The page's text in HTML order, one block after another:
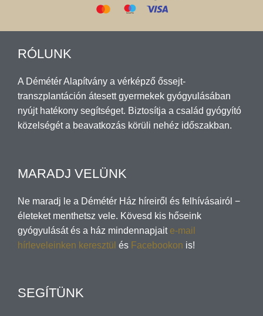
RÓLUNK
A Démétér Alapítvány a vérképző őssejt-
transzplantáción átesett gyermekek gyógyulásában
nyújt hatékony segítséget. Biztosítja a család gyógyító
közelségét a beavatkozás körüli nehéz időszakban.
MARADJ VELÜNK
Ne maradj le a Démétér Ház híreiről és felhívásairól −
életeket menthetsz vele. Kövesd kis hőseink
gyógyulását és a ház mindennapjait e-mail
hírleveleinken keresztül és Facebookon is!
SEGÍTÜNK